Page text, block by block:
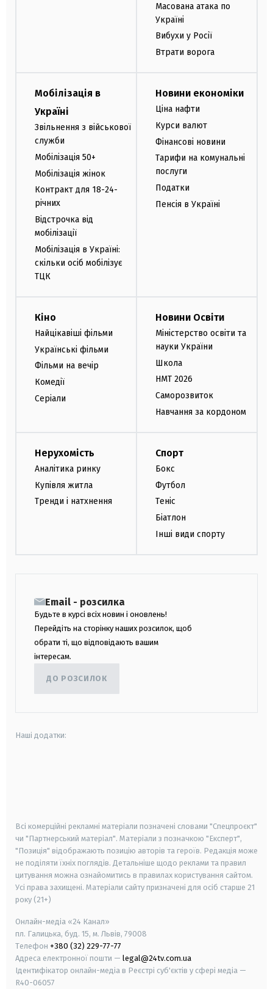
Масована атака по
Україні
Вибухи у Росії
Втрати ворога
Мобілізація в
Україні
Звільнення з військової
служби
Мобілізація 50+
Мобілізація жінок
Контракт для 18-24-
річних
Відстрочка від
мобілізації
Мобілізація в Україні:
скільки осіб мобілізує
ТЦК
Новини економіки
Ціна нафти
Курси валют
Фінансові новини
Тарифи на комунальні
послуги
Податки
Пенсія в Україні
Кіно
Найцікавіші фільми
Українські фільми
Фільми на вечір
Комедії
Серіали
Новини Освіти
Міністерство освіти та
науки України
Школа
НМТ 2026
Саморозвиток
Навчання за кордоном
Нерухомість
Аналітика ринку
Купівля житла
Тренди і натхнення
Спорт
Бокс
Футбол
Теніс
Біатлон
Інші види спорту
Email - розсилка
Будьте в курсі всіх новин і оновлень!
Перейдіть на сторінку наших розсилок, щоб
обрати ті, що відповідають вашим
інтересам.
ДО РОЗСИЛОК
Наші додатки:
Всі комерційні рекламні матеріали позначені словами "Спецпроєкт"
чи "Партнерський матеріал". Матеріали з позначкою "Експерт",
"Позиція" відображають позицію авторів та героїв. Редакція може
не поділяти їхніх поглядів. Детальніше щодо реклами та правил
цитування можна ознайомитись в правилах користування сайтом.
Усі права захищені. Матеріали сайту призначені для осіб старше 21
року (21+)
Онлайн-медіа «24 Канал»
пл. Галицька, буд. 15, м. Львів, 79008
Телефон +380 (32) 229-77-77
Адреса електронної пошти — legal@24tv.com.ua
Ідентифікатор онлайн-медіа в Реєстрі суб'єктів у сфері медіа —
R40-06057